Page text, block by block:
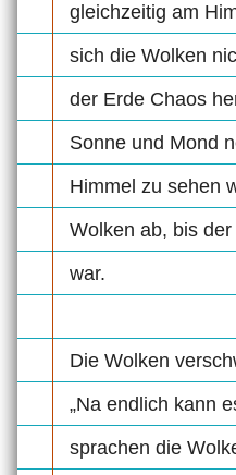
gleichzeitig am
sich die Wolken
der Erde Chaos
Sonne und Mond
Himmel zu sehen
Wolken ab, bis
war.
Die Wolken
„Na endlich kann
sprachen die